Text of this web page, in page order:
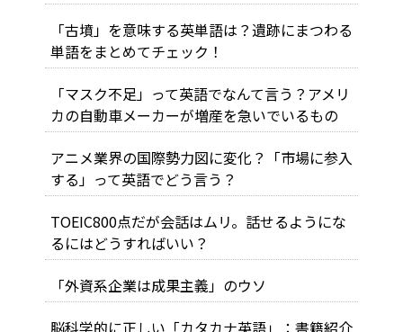
「古墳」を意味する英単語は？遺跡にまつわる
単語をまとめてチェック！
「マスク不足」って英語でなんて言う？アメリ
カの自動車メーカーが増産を急いでいるもの
アニメ業界の国際勢力図に変化？「市場に参入
する」って英語でどう言う？
TOEIC800点だが会話はムリ。話せるようにな
るにはどうすればいい？
「外資系企業は成果主義」のウソ
脳科学的に正しい「カタカナ英語」：書籍紹介